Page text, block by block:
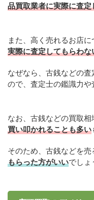
品買取業者に実際に査
また、高く売れるお店に
実際に査定してもらわ
なぜなら、古銭などの
ので、査定士の鑑識力や
なお、古銭などの買取相
買い叩かれることも多い
そのため、古銭などを売
もらった方がいいでしょ